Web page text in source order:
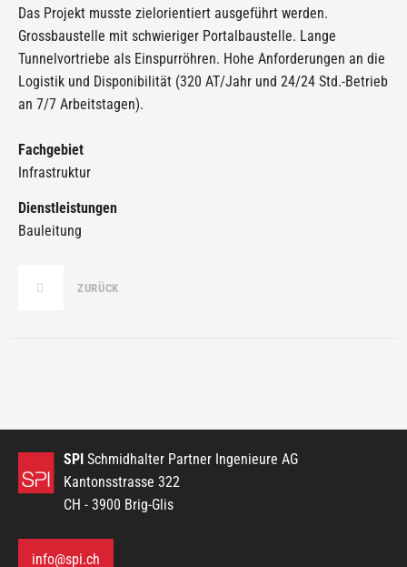
Fachgebiet
Infrastruktur
Dienstleistungen
Bauleitung
ZURÜCK
Das Projekt musste zielorientiert ausgeführt werden.
Grossbaustelle mit schwieriger Portalbaustelle. Lange
Tunnelvortriebe als Einspurröhren. Hohe Anforderungen an die
Logistik und Disponibilität (320 AT/Jahr und 24/24 Std.-Betrieb
an 7/7 Arbeitstagen).
SPI Schmidhalter Partner Ingenieure AG
Kantonsstrasse 322
CH - 3900 Brig-Glis
info@spi.ch